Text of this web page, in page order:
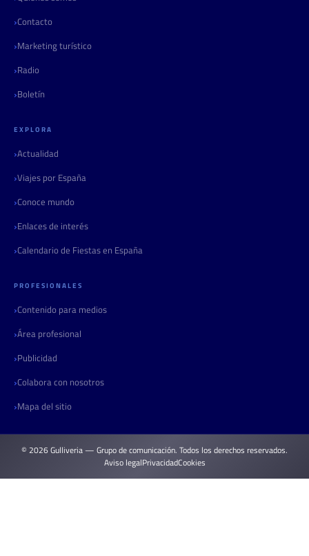
Contacto
Marketing turístico
Radio
Boletín
EXPLORA
Actualidad
Viajes por España
Conoce mundo
Enlaces de interés
Calendario de Fiestas en España
PROFESIONALES
Contenido para medios
Área profesional
Publicidad
Colabora con nosotros
Mapa del sitio
© 2026 Gulliveria — Grupo de comunicación. Todos los derechos reservados.
Aviso legalPrivacidadCookies